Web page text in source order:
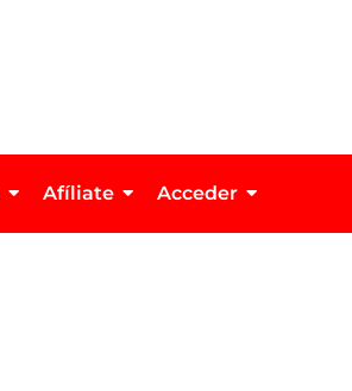
Afíliate Acceder